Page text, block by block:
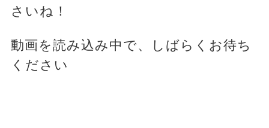
さいね！
動画を読み込み中で、しばらくお待ち
ください